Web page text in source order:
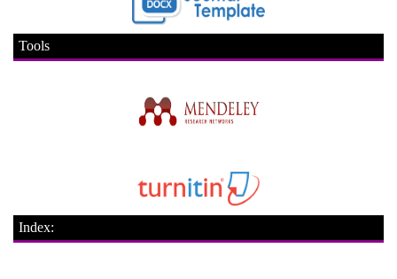
Tools
Index: